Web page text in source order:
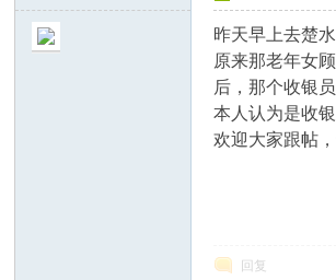
昨天早上去楚
原来那老年女
后，那个收银
本人认为是收
欢迎大家跟帖
回复